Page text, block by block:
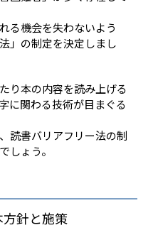
る機会を失わないよう
」の制定を決定しまし
り本の内容を読み上げる
に関わる技術が目まぐる
読書バリアフリー法の制
しょう。
針と施策